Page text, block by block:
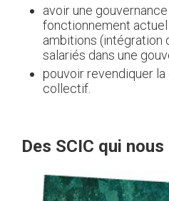
avoir une
fonctionnement
ambitions (intégration
salariés dans une
pouvoir revendiquer
collectif.
Des SCIC qui